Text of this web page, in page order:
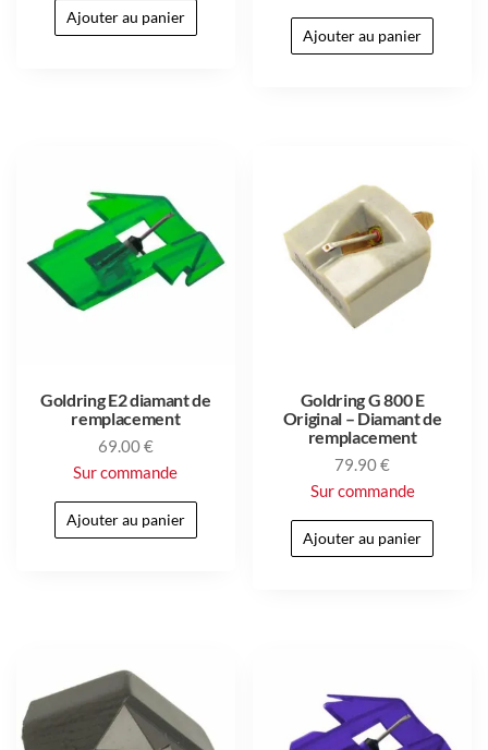
Ajouter au panier
Ajouter au panier
Goldring E2 diamant de
remplacement
69.00€
Sur commande
Ajouter au panier
Goldring G 800 E
Original – Diamant de
remplacement
79.90€
Sur commande
Ajouter au panier